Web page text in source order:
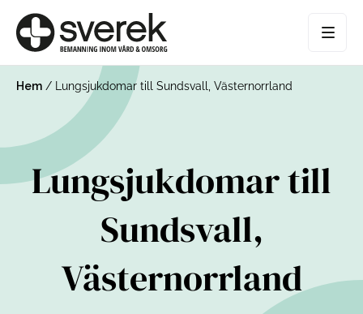
Hem / Lungsjukdomar till Sundsvall, Västernorrland
Lungsjukdomar till
Sundsvall,
Västernorrland